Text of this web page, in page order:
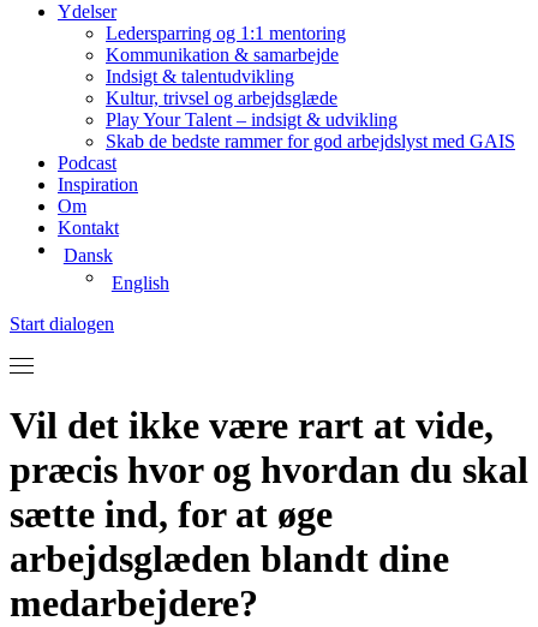
Ydelser
Ledersparring og 1:1 mentoring
Kommunikation & samarbejde
Indsigt & talentudvikling
Kultur, trivsel og arbejdsglæde
Play Your Talent – indsigt & udvikling
Skab de bedste rammer for god arbejdslyst med GAIS
Podcast
Inspiration
Om
Kontakt
Dansk
English
Start dialogen
Vil det ikke være rart at vide,
præcis hvor og hvordan du skal
sætte ind, for at øge
arbejdsglæden blandt dine
medarbejdere?